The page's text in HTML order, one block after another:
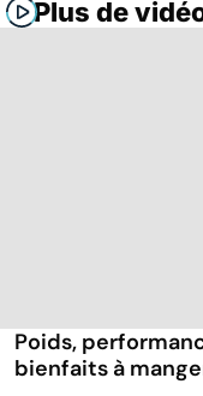
Plus de
Poids,
bienfaits à